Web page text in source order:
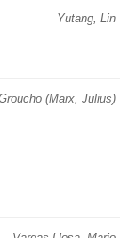
Yutang, Lin
(Marx, Julius)